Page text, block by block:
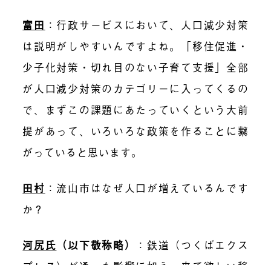
富田 ： 行政サービスにおいて、人口減少対策
は説明がしやすいんですよね。「移住促進・
少子化対策・切れ目のない子育て支援」全部
が人口減少対策のカテゴリーに入ってくるの
で、まずこの課題にあたっていくという大前
提があって、いろいろな政策を作ることに繋
がっていると思います。
田村 ： 流山市はなぜ人口が増えているんです
か？
河尻氏 （以下敬称略） ：鉄道（つくばエクス